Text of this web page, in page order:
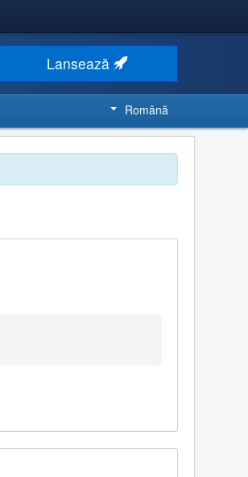
Lansează
Română